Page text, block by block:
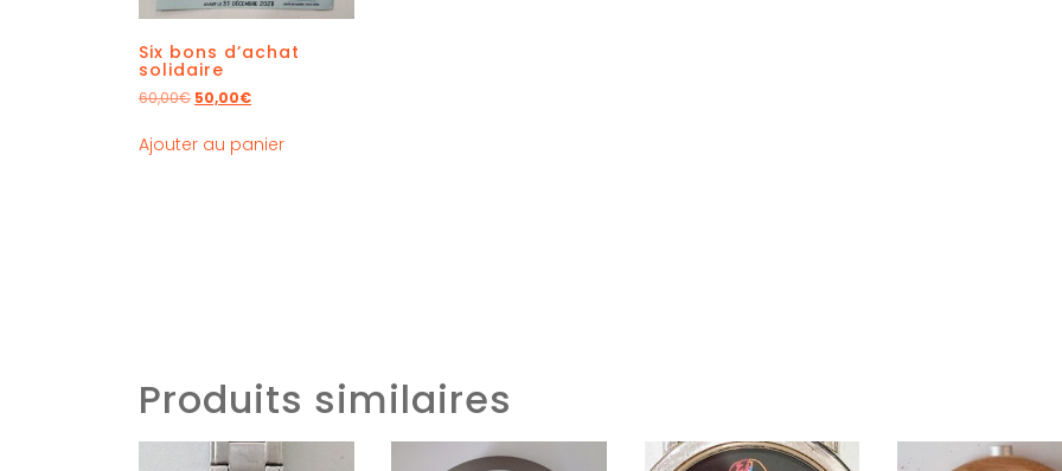
Six bons d’achat
solidaire
60,00€ 50,00€
Ajouter au panier
Produits similaires